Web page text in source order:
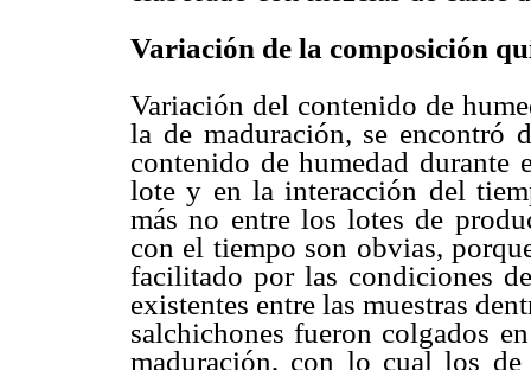
Variación de la composición
Variación del contenido de
la de maduración, se encontró
contenido de humedad durante
lote y en la interacción del
más no entre los lotes de
con el tiempo son obvias,
facilitado por las condiciones
existentes entre las muestras
salchichones fueron colgados
maduración, con lo cual los